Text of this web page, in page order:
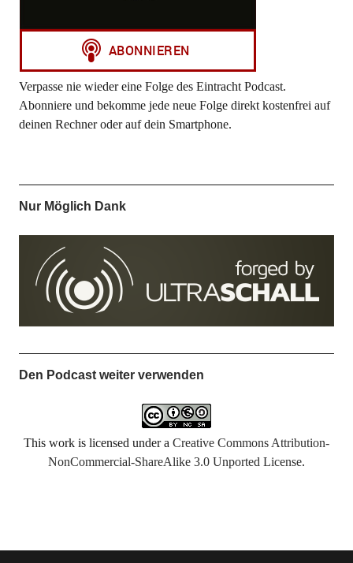
Verpasse nie wieder eine Folge des Eintracht Podcast.
Abonniere und bekomme jede neue Folge direkt kostenfrei auf
deinen Rechner oder auf dein Smartphone.
Nur Möglich Dank
Den Podcast weiter verwenden
This work is licensed under a Creative Commons Attribution-
NonCommercial-ShareAlike 3.0 Unported License.